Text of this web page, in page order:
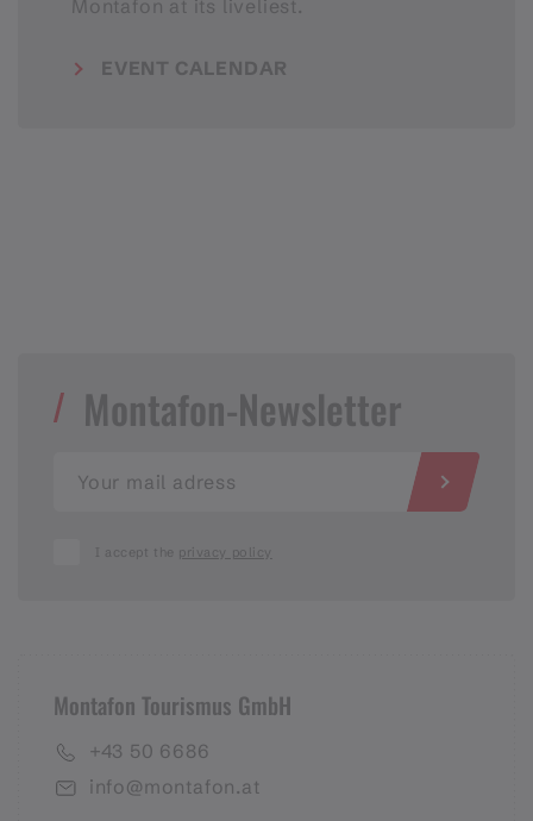
Montafon at its liveliest.
EVENT CALENDAR
Montafon-Newsletter
I accept the privacy policy
Montafon Tourismus GmbH
+43 50 6686
info@montafon.at